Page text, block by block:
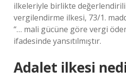
ilkeleriyle birlikte
vergilendirme ilkesi, 73/1.
“… mali gücüne göre vergi
ifadesinde yansıtılmıştır.
Adalet ilkesi